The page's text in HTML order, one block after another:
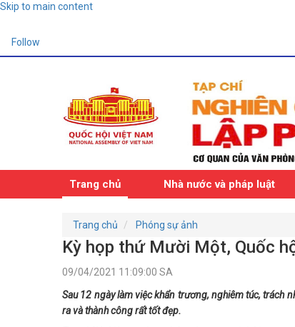
Skip to main content
Follow
Trang chủ Nhà nước và pháp luật
Trang chủ Phóng sự ảnh
Kỳ họp thứ Mười Một, Quốc
09/04/2021 11:09:00 SA
Sau 12 ngày làm việc khẩn trương, nghiêm túc, trách
ra và thành công rất tốt đẹp.